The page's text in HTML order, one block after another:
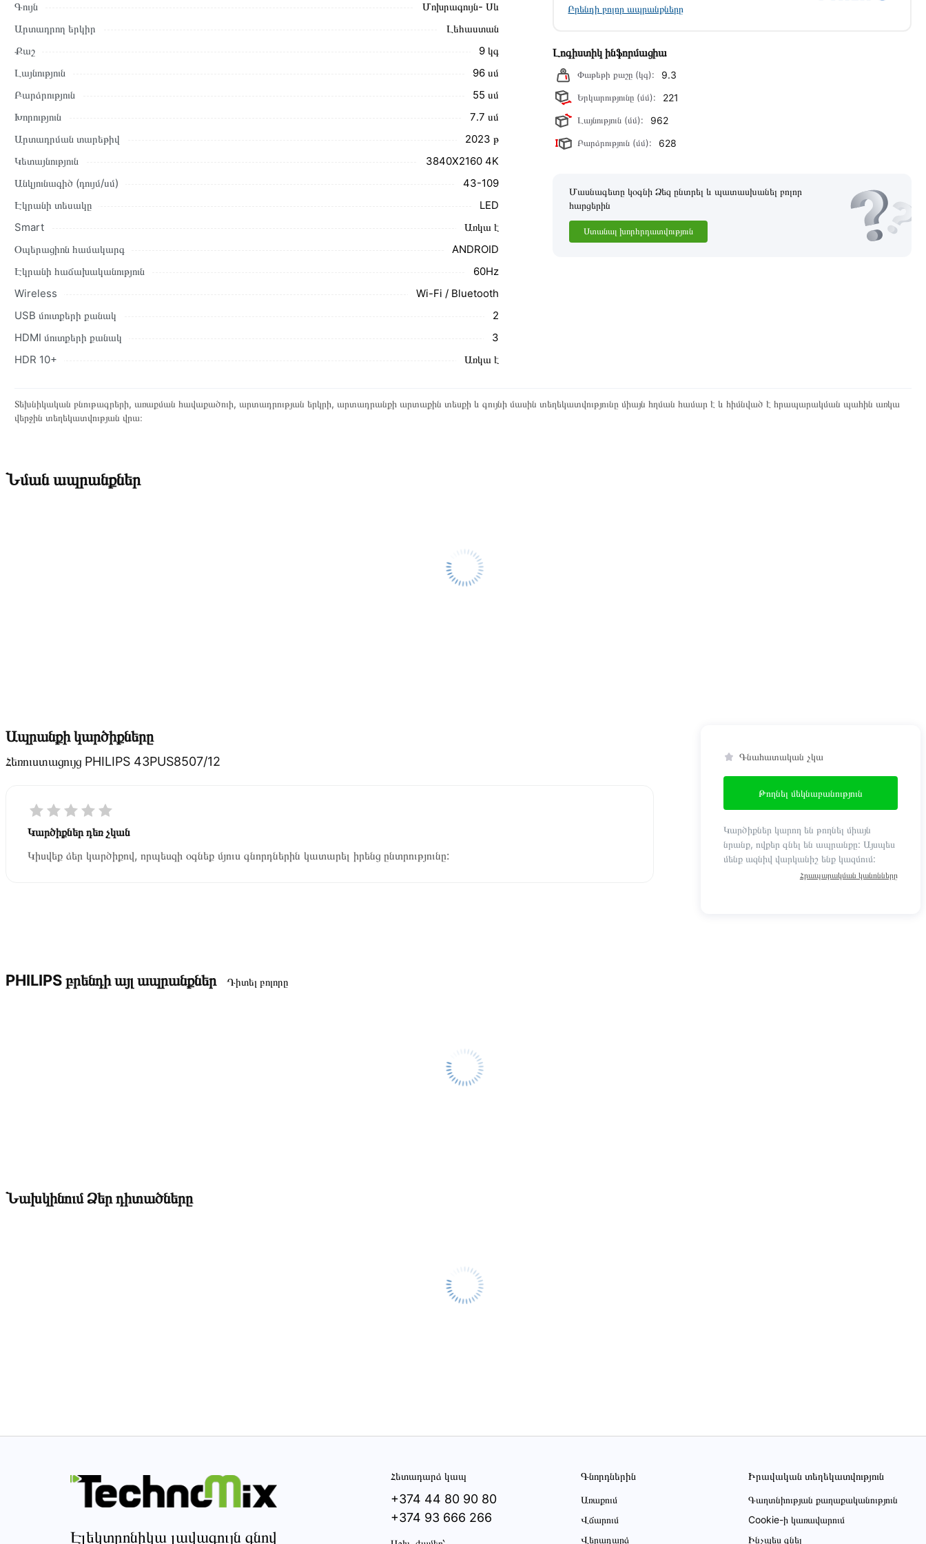
Կայքում տվյալ ապրանքի՝ Հեռուստացույց PHILIPS 43PUS8507/12 առաքման և վճարման պայմանները վավեր են
և իրական են Հայաստանի ողջ տարածքում։
Մեր պրոֆեսիոնալ մենեջերները կմշակեն պատվերը և կկապվեն ձեզ հետ՝ համաձայնեցնելու առաքման
բնութագրերը և կարծիքները:
վերադարձը կատարվում է 14 օրվա ընթացքում:
Գույն
Մոխրագույն- Սև
Արտադրող երկիր
Լեհաստան
Քաշ
9 կգ
Լայնություն
96 սմ
Բարձրություն
55 սմ
Խորություն
7․7 սմ
Արտադրման տարեթիվ
2023 թ
Կետայնություն
3840X2160 4K
Անկյունագիծ (դույմ/սմ)
43-109
Էկրանի տեսակը
LED
Smart
Առկա է
Օպերացիոն համակարգ
ANDROID
Էկրանի հաճախականություն
60Hz
Wireless
Wi-Fi / Bluetooth
USB մուտքերի քանակ
2
HDMI մուտքերի քանակ
3
HDR 10+
Առկա է
Բրենդի բոլոր ապրանքները
Լոգիստիկ ինֆորմացիա
Փաթեթի քաշը (կգ): 9.3
Երկարությունը (մմ): 221
Լայնություն (մմ): 962
Բարձրություն (մմ): 628
Մասնագետը կօգնի Ձեզ ընտրել և պատասխանել բոլոր
հարցերին
Ստանալ խորհրդատվություն
Տեխնիկական բնութագրերի, առաքման հավաքածուի, արտադրության երկրի, արտադրանքի արտաքին տեսքի և գույնի մասին տեղեկատվությունը միայն հղման համար է և հիմնված է հրապարակման պահին առկա
վերջին տեղեկատվության վրա։
Նման ապրանքներ
Ապրանքի կարծիքները
Հեռուստացույց PHILIPS 43PUS8507/12
Կարծիքներ դեռ չկան
Կիսվեք ձեր կարծիքով, որպեսզի օգնեք մյուս գնորդներին կատարել իրենց ընտրությունը:
Գնահատական չկա
Թողնել մեկնաբանություն
Կարծիքներ կարող են թողնել միայն
նրանք, ովքեր գնել են ապրանքը: Այսպես
մենք ազնիվ վարկանիշ ենք կազմում:
Հրապարակման կանոնները
PHILIPS բրենդի այլ ապրանքներ Դիտել բոլորը
Նախկինում Ձեր դիտածները
Էլեկտրոնիկա լավագույն գնով
Հետադարձ կապ
+374 44 80 90 80
+374 93 666 266
Գնորդներին
Առաքում
Վճարում
Վերադարձ
Իրավական տեղեկատվություն
Գաղտնիության քաղաքականություն
Cookie-ի կառավարում
Ինչպես գնել